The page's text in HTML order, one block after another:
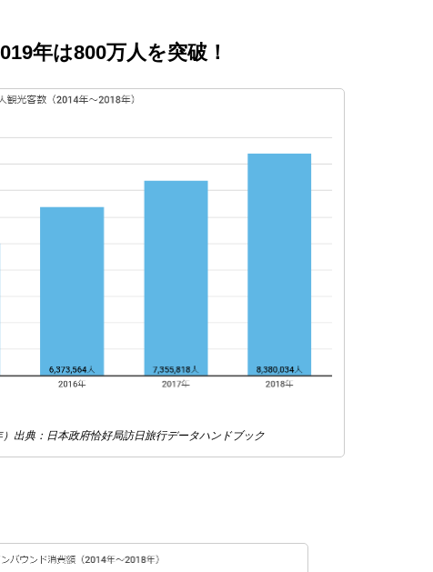
年は800万人を突破！
出典：日本政府恰好局訪日旅行データハンドブック